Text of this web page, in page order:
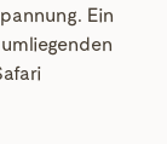
Ein